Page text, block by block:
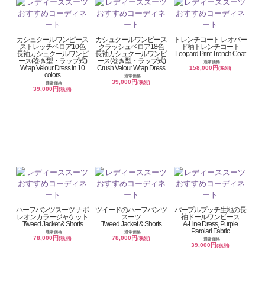
カシュクールワンピース
ストレッチベロア10色
長袖カシュクールワンピ
ース(巻き型・ラップ式)
Wrap Velour Dress in 10
colors
通常価格
39,000円(税別)
カシュクールワンピース
クラッシュベロア18色
長袖カシュクールワンピ
ース(巻き型・ラップ式)
Crush Velour Wrap Dress
通常価格
39,000円(税別)
トレンチコート レオパー
ド柄トレンチコート
Leopard Print Trench Coat
通常価格
158,000円 (税別)
ハーフパンツスーツ ナポ
レオンカラージャケット
Tweed Jacket & Shorts
通常価格
78,000円(税別)
ツイードのハーフパンツ
スーツ
Tweed Jacket & Shorts
通常価格
78,000円(税別)
パープルプッチ生地の長
袖ドールワンピース
A-Line Dress, Purple
Parolari Fabric
通常価格
39,000円 (税別)